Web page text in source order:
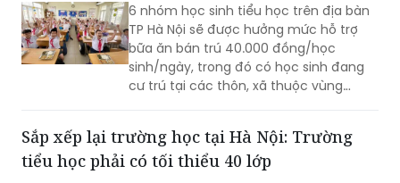
6 nhóm học sinh tiểu học trên địa bàn
TP Hà Nội sẽ được hưởng mức hỗ trợ
bữa ăn bán trú 40.000 đồng/học
sinh/ngày, trong đó có học sinh đang
cư trú tại các thôn, xã thuộc vùng
quyền phê duyệt tại thời điểm xác định
đối tượng thụ hưởng chính sách; học
Sắp xếp lại trường học tại Hà Nội: Trường
tiểu học phải có tối thiểu 40 lớp